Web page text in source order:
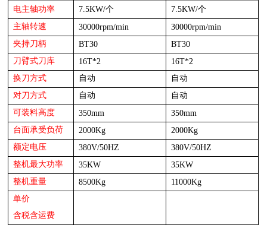
电主轴功率 7.5KW/个 7.5KW/个
主轴转速
30000rpm/min 30000rpm/min
夹持刀柄
BT30 BT30
刀臂式刀库 16T*2
16T*2
换刀方式
自动
自动
对刀方式
自动
自动
可装料高度
350mm 350mm
台面承受负荷
2000Kg 2000Kg
额定电压
380V/50HZ 380V/50HZ
整机最大功率
35KW 35KW
整机重量
8500Kg 11000Kg
单价
含税含运费